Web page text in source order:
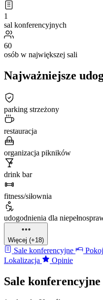
1
sal konferencyjnych
60
osób w największej sali
Najważniejsze
parking strzeżony
restauracja
organizacja pikników
drink bar
fitness/siłownia
udogodnienia dla
Więcej (+18)
Sale konferencyjne
Lokalizacja
Opinie
Sale konferencyjne